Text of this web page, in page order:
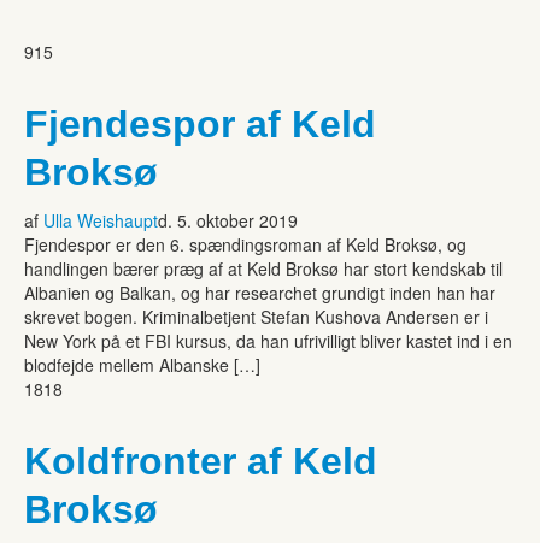
915
Fjendespor af Keld
Broksø
af Ulla Weishauptd. 5. oktober 2019
Fjendespor er den 6. spændingsroman af Keld Broksø, og
handlingen bærer præg af at Keld Broksø har stort kendskab til
Albanien og Balkan, og har researchet grundigt inden han har
skrevet bogen. Kriminalbetjent Stefan Kushova Andersen er i
New York på et FBI kursus, da han ufrivilligt bliver kastet ind i en
blodfejde mellem Albanske […]
1818
Koldfronter af Keld
Broksø